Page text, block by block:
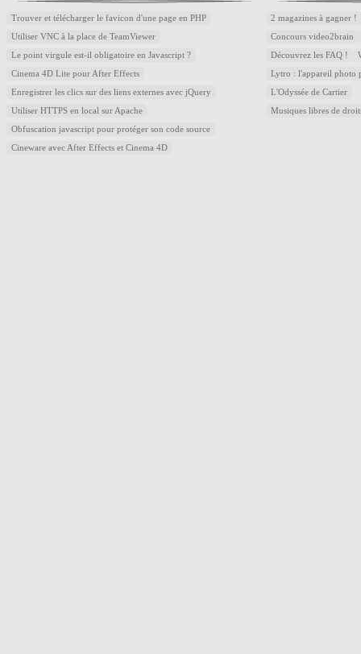
Trouver et télécharger le favicon d'une page en PHP
Utiliser VNC à la place de TeamViewer
Le point virgule est-il obligatoire en Javascript ?
Cinema 4D Lite pour After Effects
Enregistrer les clics sur des liens externes avec jQuery
Utiliser HTTPS en local sur Apache
Obfuscation javascript pour protéger son code source
Cineware avec After Effects et Cinema 4D
2 magazines à gagner !
Concours video2brain
Découvrez les FAQ !
Lytro : l'appareil photo
L'Odyssée de Cartier
Musiques libres de